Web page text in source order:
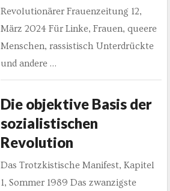
Revolutionärer Frauenzeitung 12,
März 2024 Für Linke, Frauen, queere
Menschen, rassistisch Unterdrückte
und andere …
Die objektive Basis der
sozialistischen
Revolution
Das Trotzkistische Manifest, Kapitel
1, Sommer 1989 Das zwanzigste